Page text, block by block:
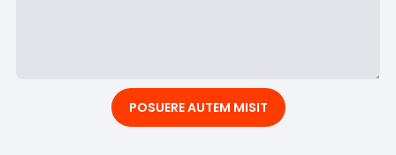
POSUERE AUTEM MISIT